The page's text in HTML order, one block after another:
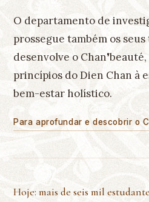
O departamento de
prossegue também os
desenvolve o
princípios do Dien Chan à
bem-estar holístico.
Para aprofundar e descobrir o
Hoje: mais de seis mil